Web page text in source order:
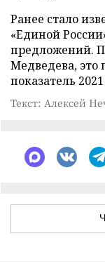
Ранее стало
«Единой
предложений.
Медведева,
показатель
Текст: Алексей